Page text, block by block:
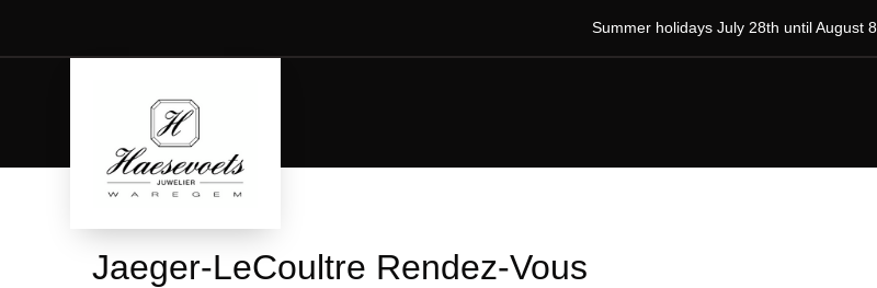
Summer holidays July 28th until August 8.
Jaeger-LeCoultre Rendez-Vous